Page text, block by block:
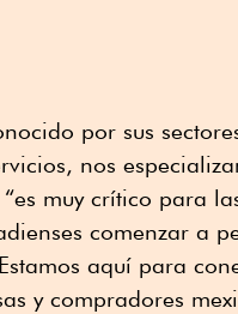
por sus
nos
muy crítico para
comenzar a
aquí para
y compradores